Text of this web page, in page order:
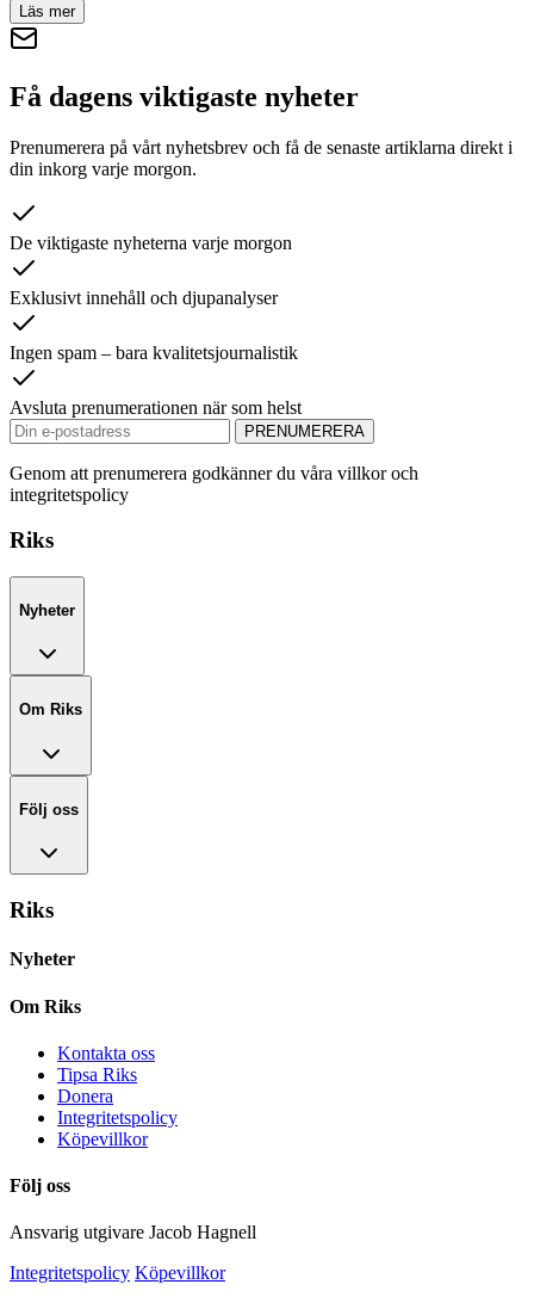
Läs mer
Få dagens viktigaste nyheter
Prenumerera på vårt nyhetsbrev och få de senaste artiklarna direkt i
din inkorg varje morgon.
De viktigaste nyheterna varje morgon
Exklusivt innehåll och djupanalyser
Ingen spam – bara kvalitetsjournalistik
Avsluta prenumerationen när som helst
PRENUMERERA
Genom att prenumerera godkänner du våra villkor och
integritetspolicy
Riks
Nyheter
Om Riks
Följ oss
Riks
Nyheter
Om Riks
Kontakta oss
Tipsa Riks
Donera
Integritetspolicy
Köpevillkor
Följ oss
Ansvarig utgivare Jacob Hagnell
Integritetspolicy Köpevillkor